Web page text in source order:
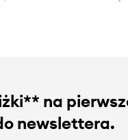
na
newslettera.